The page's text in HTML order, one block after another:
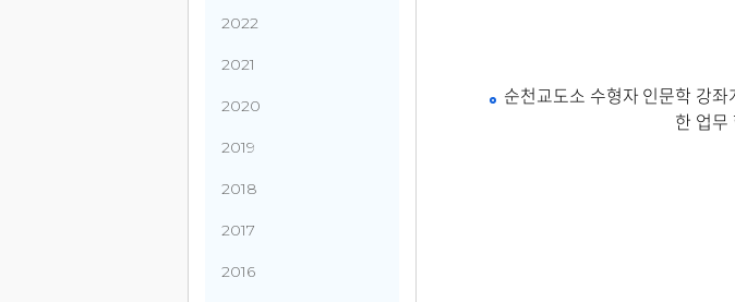
2022
2021
2020
2019
2018
2017
2016
순천교도소 수형자 인문학 강좌
한 업무